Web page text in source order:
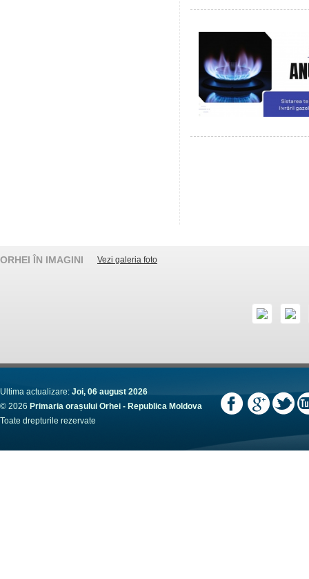
ORHEI ÎN IMAGINI Vezi galeria foto
Ultima actualizare: Joi, 06 august 2026
© 2026 Primaria orașului Orhei - Republica Moldova
Toate drepturile rezervate